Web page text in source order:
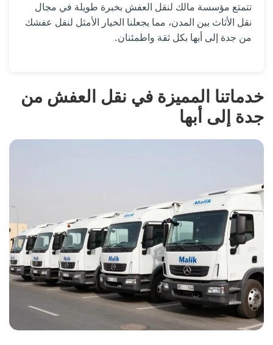
تتمتع مؤسسة مالك لنقل العفش بخبرة طويلة في مجال
نقل الأثاث بين المدن، مما يجعلنا الخيار الأمثل لنقل عفشك
من جدة إلى أبها بكل ثقة واطمئنان.
خدماتنا المميزة في نقل العفش من
جدة إلى أبها